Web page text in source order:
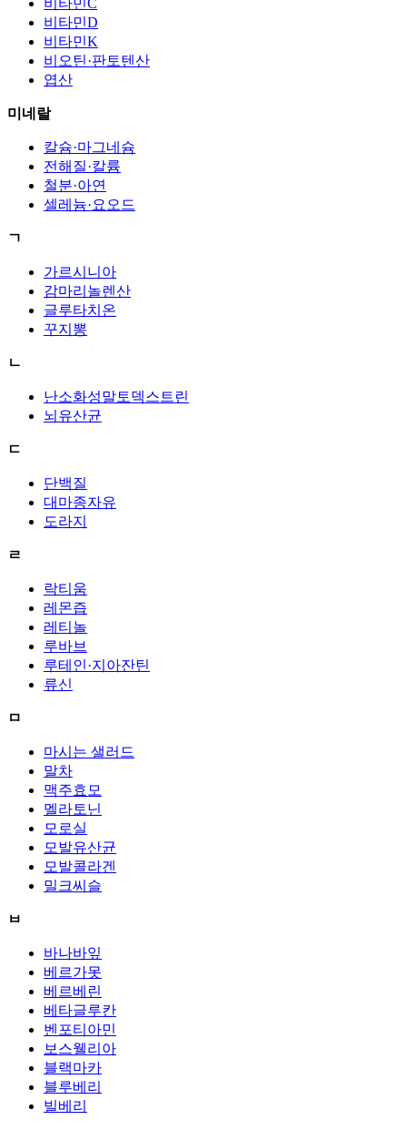
비타민D
비타민K
비오틴·판토텐산
엽산
미네랄
칼슘·마그네슘
전해질·칼륨
철분·아연
셀레늄·요오드
ㄱ
가르시니아
감마리놀렌산
글루타치온
꾸지뽕
ㄴ
난소화성말토덱스트린
뇌유산균
ㄷ
단백질
대마종자유
도라지
ㄹ
락티움
레몬즙
레티놀
루바브
루테인·지아잔틴
류신
ㅁ
마시는 샐러드
말차
맥주효모
멜라토닌
모로실
모발유산균
모발콜라겐
밀크씨슬
ㅂ
바나바잎
베르가못
베르베린
베타글루칸
벤포티아민
보스웰리아
블랙마카
블루베리
빌베리